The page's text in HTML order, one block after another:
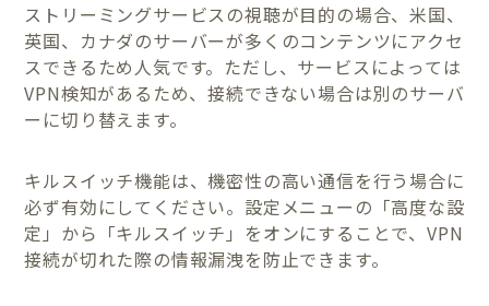
ストリーミングサービスの視聴が目的の場合、米国、
英国、カナダのサーバーが多くのコンテンツにアクセ
スできるため人気です。ただし、サービスによっては
VPN検知があるため、接続できない場合は別のサーバ
ーに切り替えます。
キルスイッチ機能は、機密性の高い通信を行う場合に
必ず有効にしてください。設定メニューの「高度な設
定」から「キルスイッチ」をオンにすることで、VPN
接続が切れた際の情報漏洩を防止できます。